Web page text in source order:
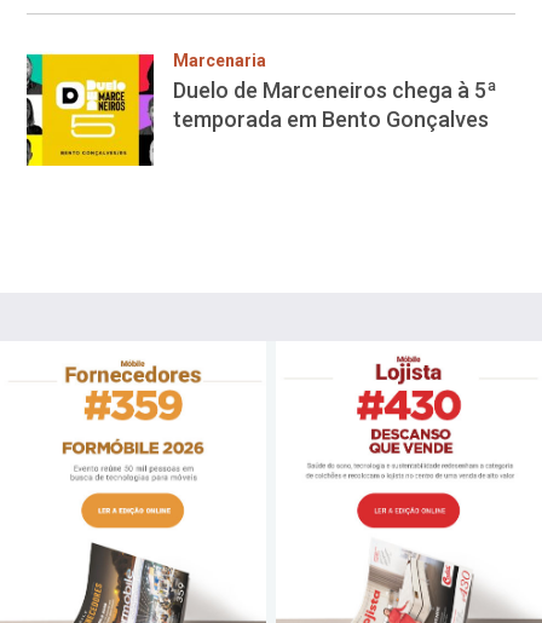
Marcenaria
Duelo de Marceneiros chega à 5ª
temporada em Bento Gonçalves